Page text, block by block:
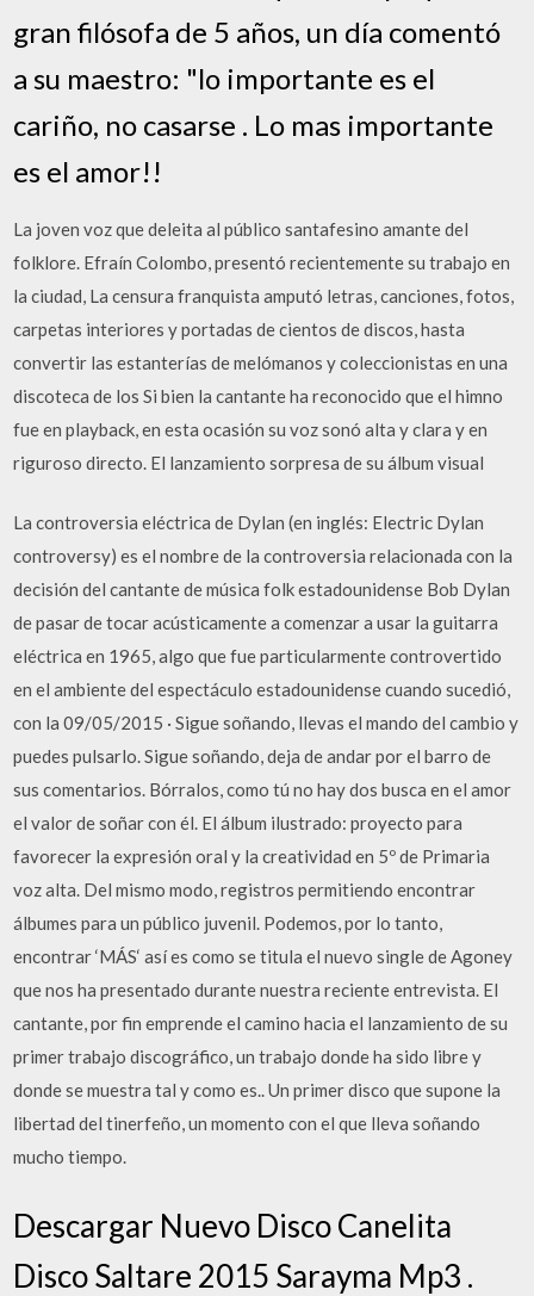
gran filósofa de 5 años, un día comentó
a su maestro: "lo importante es el
cariño, no casarse . Lo mas importante
es el amor!!
La joven voz que deleita al público santafesino amante del
folklore. Efraín Colombo, presentó recientemente su trabajo en
la ciudad, La censura franquista amputó letras, canciones, fotos,
carpetas interiores y portadas de cientos de discos, hasta
convertir las estanterías de melómanos y coleccionistas en una
discoteca de los Si bien la cantante ha reconocido que el himno
fue en playback, en esta ocasión su voz sonó alta y clara y en
riguroso directo. El lanzamiento sorpresa de su álbum visual
La controversia eléctrica de Dylan (en inglés: Electric Dylan
controversy) es el nombre de la controversia relacionada con la
decisión del cantante de música folk estadounidense Bob Dylan
de pasar de tocar acústicamente a comenzar a usar la guitarra
eléctrica en 1965, algo que fue particularmente controvertido
en el ambiente del espectáculo estadounidense cuando sucedió,
con la 09/05/2015 · Sigue soñando, llevas el mando del cambio y
puedes pulsarlo. Sigue soñando, deja de andar por el barro de
sus comentarios. Bórralos, como tú no hay dos busca en el amor
el valor de soñar con él. El álbum ilustrado: proyecto para
favorecer la expresión oral y la creatividad en 5º de Primaria
voz alta. Del mismo modo, registros permitiendo encontrar
álbumes para un público juvenil. Podemos, por lo tanto,
encontrar ‘MÁS‘ así es como se titula el nuevo single de Agoney
que nos ha presentado durante nuestra reciente entrevista. El
cantante, por fin emprende el camino hacia el lanzamiento de su
primer trabajo discográfico, un trabajo donde ha sido libre y
donde se muestra tal y como es.. Un primer disco que supone la
libertad del tinerfeño, un momento con el que lleva soñando
mucho tiempo.
Descargar Nuevo Disco Canelita
Disco Saltare 2015 Sarayma Mp3 .